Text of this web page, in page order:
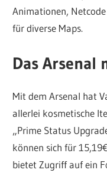
Animationen,
für diverse Maps.
Das Arsenal
Mit dem Arsenal hat
allerlei kosmetische
„Prime Status
können sich für
bietet Zugriff auf ein